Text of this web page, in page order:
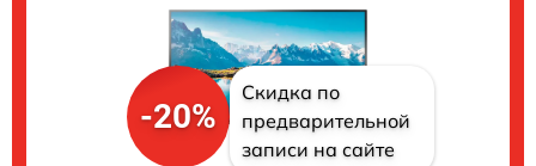
-20%
Скидка по
предварительной
записи на сайте